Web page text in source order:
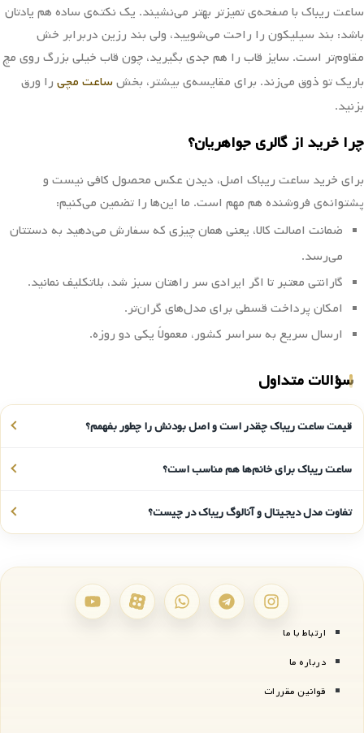
ساعت ریباک با صفحه‌ی تمیزتر بهتر می‌نشیند. یک نکته‌ی ساده هم یادتان
باشد: بند سیلیکون را راحت می‌شویید، ولی بند رزین دربرابر خش
مقاوم‌تر است. سایز قاب را هم جدی بگیرید، چون قاب خیلی بزرگ روی مچ
باریک تو ذوق می‌زند. برای مقایسه‌ی بیشتر، بخشساعت مچی را ورق
بزنید.
چرا خرید از گالری جواهریان؟
برای خرید ساعت ریباک اصل، دیدن عکس محصول کافی نیست و
پشتوانه‌ی فروشنده هم مهم است. ما این‌ها را تضمین می‌کنیم:
ضمانت اصالت کالا، یعنی همان چیزی که سفارش می‌دهید به دستتان
می‌رسد.
گارانتی معتبر تا اگر ایرادی سر راهتان سبز شد، بلاتکلیف نمانید.
امکان پرداخت قسطی برای مدل‌های گران‌تر.
ارسال سریع به سراسر کشور، معمولاً یکی دو روزه.
سؤالات متداول
قیمت ساعت ریباک چقدر است و اصل بودنش را چطور بفهمم؟
ساعت ریباک برای خانم‌ها هم مناسب است؟
تفاوت مدل دیجیتال و آنالوگ ریباک در چیست؟
ارتباط با ما
درباره ما
قوانین مقررات